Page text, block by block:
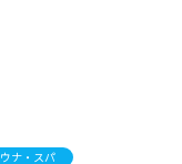
ナ・スパ